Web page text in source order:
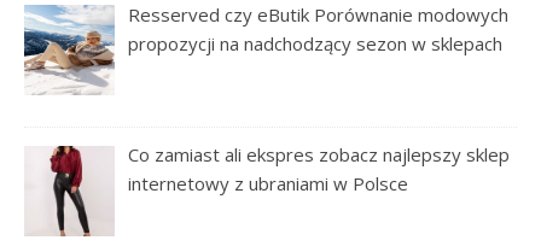
Resserved czy eButik Porównanie modowych
propozycji na nadchodzący sezon w sklepach
Co zamiast ali ekspres zobacz najlepszy sklep
internetowy z ubraniami w Polsce